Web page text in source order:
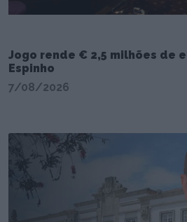
Jogo rende € 2,5 milhões de
Espinho
7/08/2026